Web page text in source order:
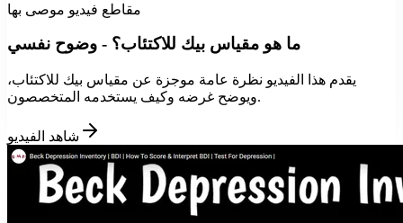
مقاطع فيديو موصى بها
ما هو مقياس بيك للاكتئاب؟ - وضوح نفسي
يقدم هذا الفيديو نظرة عامة موجزة عن مقياس بيك للاكتئاب،
ويوضح غرضه وكيف يستخدمه المتخصصون.
شاهد الفيديو